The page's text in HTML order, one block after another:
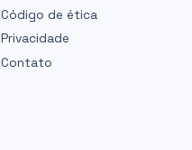
Código de ética
Privacidade
Contato